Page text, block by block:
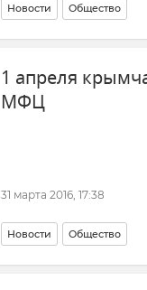
Новости Общество
1 апреля
МФЦ
31 марта 2016, 17:38
Новости Общество